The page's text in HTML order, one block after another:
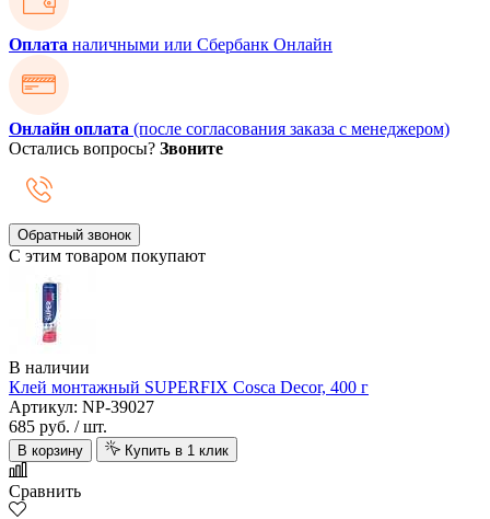
Оплата наличными или Сбербанк Онлайн
Онлайн оплата (после согласования заказа с менеджером)
Остались вопросы? Звоните
Обратный звонок
С этим товаром покупают
В наличии
Клей монтажный SUPERFIX Cosca Decor, 400 г
Артикул: NP-39027
685 руб. / шт.
В корзину Купить в 1 клик
Сравнить